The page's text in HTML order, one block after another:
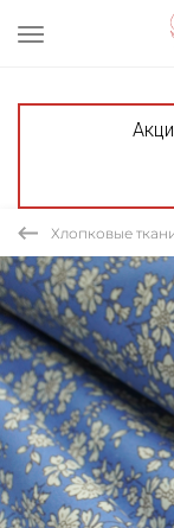
Хлопковые